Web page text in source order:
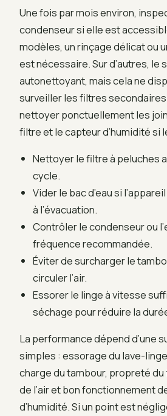
Une fois par mois environ,
condenseur si elle est
modèles, un rinçage délicat ou
est nécessaire. Sur d’autres, le
autonettoyant, mais cela ne
surveiller les filtres
nettoyer ponctuellement les
filtre et le capteur d’humidité si
Nettoyer le filtre à peluches
cycle.
Vider le bac d’eau si
à l’évacuation.
Contrôler le condenseur ou
fréquence recommandée.
Éviter de surcharger le
circuler l’air.
Essorer le linge à vitesse
séchage pour réduire la
La performance dépend d’une
simples : essorage du lave-
charge du tambour, propreté
de l’air et bon fonctionnement
d’humidité. Si un point est